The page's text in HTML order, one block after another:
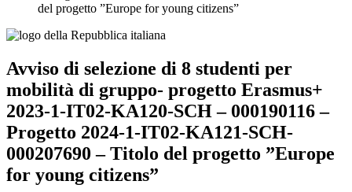
del progetto ”Europe for young citizens”
Avviso di selezione di 8 studenti per
mobilità di gruppo- progetto Erasmus+
2023-1-IT02-KA120-SCH – 000190116 –
Progetto 2024-1-IT02-KA121-SCH-
000207690 – Titolo del progetto ”Europe
for young citizens”